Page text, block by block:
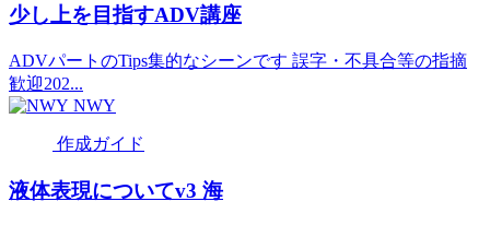
少し上を目指すADV講座
ADVパートのTips集的なシーンです 誤字・不具合等の指摘
歓迎202...
NWY
作成ガイド
液体表現についてv3 海